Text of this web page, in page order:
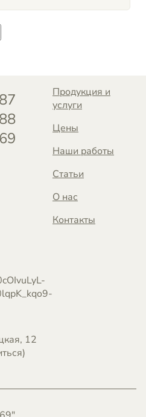
Продукция и
услуги
Цены
Наши работы
Статьи
О нас
Контакты
12